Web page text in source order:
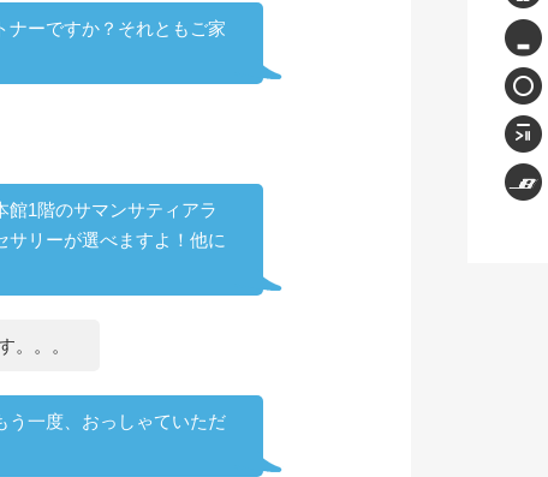
ナーですか？それともご家
1階のサマンサティアラ
サリーが選べますよ！他に
。。。
う一度、おっしゃていただ